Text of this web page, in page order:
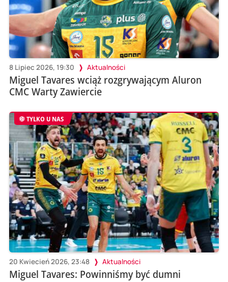
8 Lipiec 2026, 19:30 Aktualności
Miguel Tavares wciąż rozgrywającym Aluron
CMC Warty Zawiercie
TYLKO U NAS
20 Kwiecień 2026, 23:48 Aktualności
Miguel Tavares: Powinniśmy być dumni